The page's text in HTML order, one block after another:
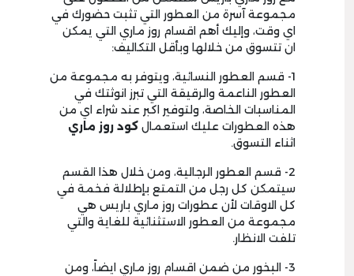
مجموعة آسرة من العطور التي تثبت حضورك في
اي وقت، وإليك أهم اقسام روز ماري التي يمكن
ان تتسوق من خلالها وبأقل التكاليف:
1- قسم العطور النسائية، ويتوفر به مجموعة من
العطور الناعمة والرقيقة التي تبرز انوثتك في
المناسبات الخاصة، ولتوفير اكبر عند شراء اي من
هذه العطورات عليك استعمال كود روز ماري
اثناء التسوق.
2- قسم العطور الرجالية، ومن خلال هذا القسم
سيتمكن كل رجل من التمتع بإطلالة فخمة في
كل الاوقات لأن عطورات روز ماري باريس هي
مجموعة من العطور الاستثنائية للغاية والتي
تلفت الانظار.
3- البخور من ضمن اقسام روز ماري ايضاً، ومن